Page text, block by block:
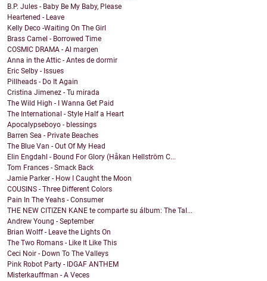
B.P. Jules - Baby Be My Baby, Please
Heartened - Leave
Kelly Deco -Waiting On The Girl
Brass Camel - Borrowed Time
COSMIC DRAMA - Al margen
Anna in the Attic - Antes de dormir
Eric Selby - Issues
Pillheads - Do It Again
Cristina Jimenez - Tu mirada
The Wild High - I Wanna Get Paid
The International - Style Half a Heart
Apocalypseboyo - blessings
Barren Sea - Private Beaches
The Blue Van - Out Of My Head
Elin Engdahl - Bound For Glory (Håkan Hellström C...
Tom Frances - Smack Back
Jamie Parker - How I Caught the Moon
COUSINS - Three Different Colors
Pain In The Yeahs - Consumer
THE NEW CITIZEN KANE te comparte su álbum: The Tal...
Andrew Young - September
Brian Wolff - Leave the Lights On
The Two Romans - Like It Like This
Ceci Noir - Down To The Valleys
Pink Robot Party - IDGAF ANTHEM
Misterkauffman - A Veces